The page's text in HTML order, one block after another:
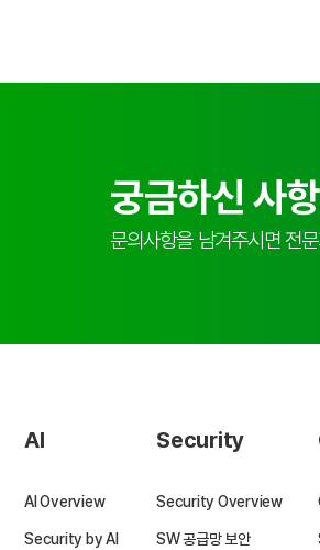
궁금하신 사
문의사항을 남겨주시면 전
AI
AI Overview
Security by AI
Security
Security Overview
SW 공급망 보안